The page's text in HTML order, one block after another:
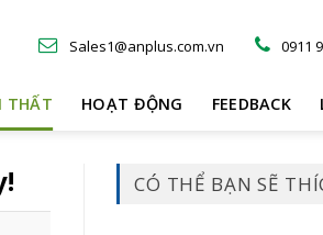
Sales1@anplus.com.vn 0911
THẤT HOẠT ĐỘNG FEEDBACK
CÓ THỂ BẠN SẼ